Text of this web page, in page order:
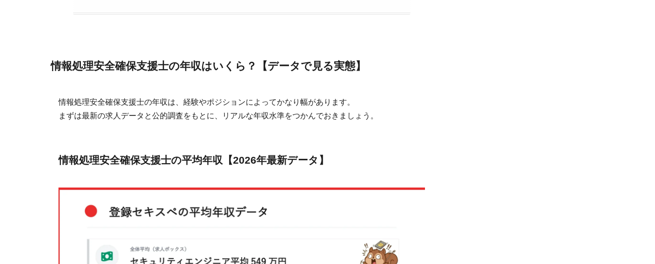
情報処理安全確保支援士の年収はいくら？【データで見る実態】
情報処理安全確保支援士の年収は、経験やポジションによってかなり幅があります。
まずは最新の求人データと公的調査をもとに、リアルな年収水準をつかんでおきましょう。
情報処理安全確保支援士の平均年収【2026年最新データ】